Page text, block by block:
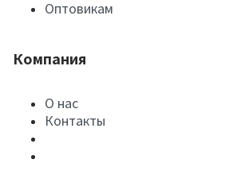
Оптовикам
Компания
О нас
Контакты